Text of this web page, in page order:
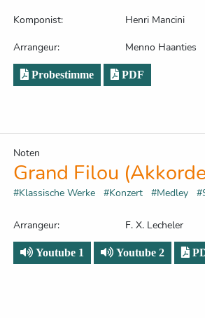
Komponist:
Henri Mancini
Arrangeur:
Menno Haanties
Probestimme PDF
Noten
Grand Filou
#Klassische Werke #Konzert #Medley
Arrangeur: F. X. Lecheler
Youtube 1 Youtube 2